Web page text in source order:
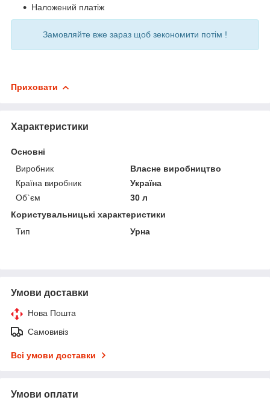
Наложений платіж
Замовляйте вже зараз щоб зекономити потім !
Приховати
Характеристики
Основні
Виробник
Власне виробництво
Країна виробник
Україна
Об`єм
30 л
Користувальницькі характеристики
Тип
Урна
Умови доставки
Нова Пошта
Самовивіз
Всі умови доставки
Умови оплати